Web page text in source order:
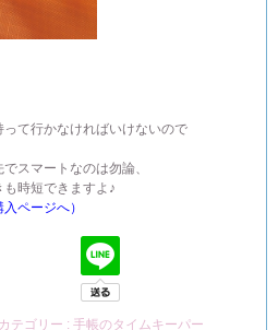
て行かなければいけないので
スマートなのは勿論、
時短できますよ♪
ページへ）
カテゴリー : 手帳のタイムキーパー